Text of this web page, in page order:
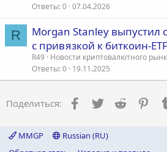
Ответы 0 07.04.2026
R
Morgan Stanley выпустил
с привязкой к биткоин-
R49
Новости криптовалютного
Ответы 0 19.11.2025
Поделиться: Facebook
Twitter Reddit
MMGP
Russian (RU)